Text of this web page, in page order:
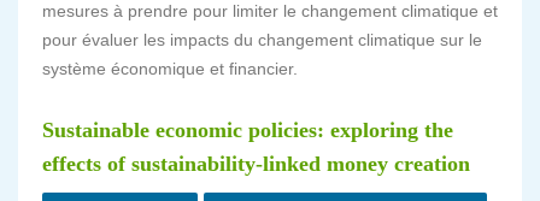
mesures à prendre pour limiter le changement climatique et
pour évaluer les impacts du changement climatique sur le
système économique et financier.
Sustainable economic policies: exploring the
effects of sustainability-linked money creation